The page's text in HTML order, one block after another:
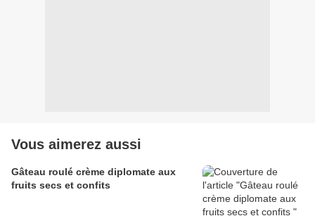
Vous aimerez aussi
Gâteau roulé crème diplomate aux
fruits secs et confits